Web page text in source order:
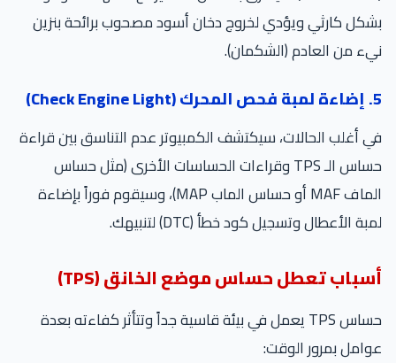
بشكل كارثي ويؤدي لخروج دخان أسود مصحوب برائحة بنزين
نيء من العادم (الشكمان).
5. إضاءة لمبة فحص المحرك (Check Engine Light)
في أغلب الحالات، سيكتشف الكمبيوتر عدم التناسق بين قراءة
حساس الـ TPS وقراءات الحساسات الأخرى (مثل حساس
الماف MAF أو حساس الماب MAP)، وسيقوم فوراً بإضاءة
لمبة الأعطال وتسجيل كود خطأ (DTC) لتنبيهك.
أسباب تعطل حساس موضع الخانق (TPS)
حساس TPS يعمل في بيئة قاسية جداً وتتأثر كفاءته بعدة
عوامل بمرور الوقت: